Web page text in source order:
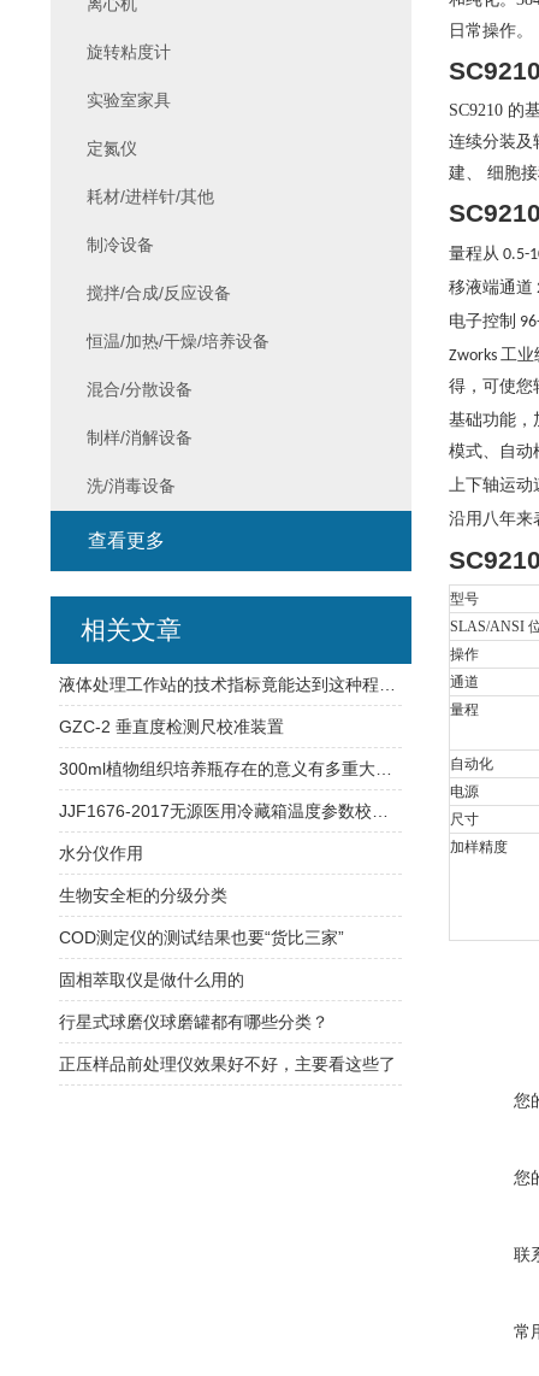
日常操作。
SC9210 的
连续分装及
建、 细胞
量程从 0.5-
移液端通道
电子控制
Zworks 工
得，可使您
基础功能，
模式、自动
上下轴运动
沿用八年来
型号
SLAS/ANSI
操作
通道
量程
自动化
电源
尺寸
加样精度
您
您
联
常
旋转粘度计
实验室家具
定氮仪
耗材/进样针/其他
制冷设备
搅拌/合成/反应设备
恒温/加热/干燥/培养设备
混合/分散设备
制样/消解设备
洗/消毒设备
查看更多
相关文章
GZC-2 垂直度检测尺校准装置
水分仪作用
生物安全柜的分级分类
COD测定仪的测试结果也要“货比三家”
固相萃取仪是做什么用的
行星式球磨仪球磨罐都有哪些分类？
正压样品前处理仪效果好不好，主要看这些了